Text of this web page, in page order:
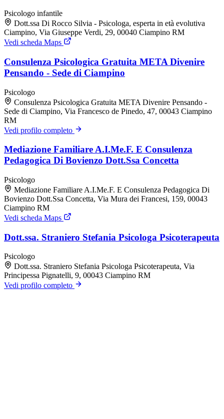
Psicologo infantile
Dott.ssa Di Rocco Silvia - Psicologa, esperta in età evolutiva
Ciampino, Via Giuseppe Verdi, 29, 00040 Ciampino RM
Vedi scheda Maps
Consulenza Psicologica Gratuita META Divenire
Pensando - Sede di Ciampino
Psicologo
Consulenza Psicologica Gratuita META Divenire Pensando -
Sede di Ciampino, Via Francesco de Pinedo, 47, 00043 Ciampino
RM
Vedi profilo completo
Mediazione Familiare A.I.Me.F. E Consulenza
Pedagogica Di Bovienzo Dott.Ssa Concetta
Psicologo
Mediazione Familiare A.I.Me.F. E Consulenza Pedagogica Di
Bovienzo Dott.Ssa Concetta, Via Mura dei Francesi, 159, 00043
Ciampino RM
Vedi scheda Maps
Dott.ssa. Straniero Stefania Psicologa Psicoterapeuta
Psicologo
Dott.ssa. Straniero Stefania Psicologa Psicoterapeuta, Via
Principessa Pignatelli, 9, 00043 Ciampino RM
Vedi profilo completo